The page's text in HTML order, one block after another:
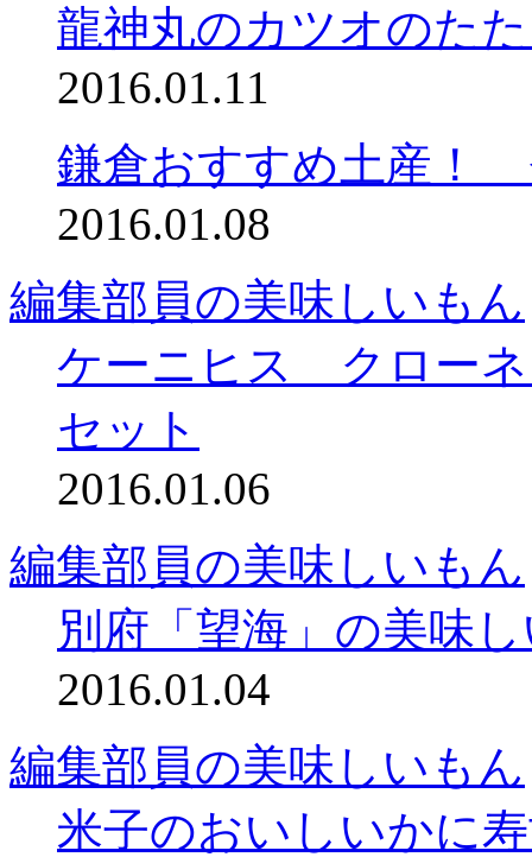
龍神丸のカツオのた
2016.01.11
鎌倉おすすめ土産！
2016.01.08
編集部員の美味しいもん
ケーニヒス クロー
セット
2016.01.06
編集部員の美味しいもん
別府「望海」の美味
2016.01.04
編集部員の美味しいもん
米子のおいしいかに